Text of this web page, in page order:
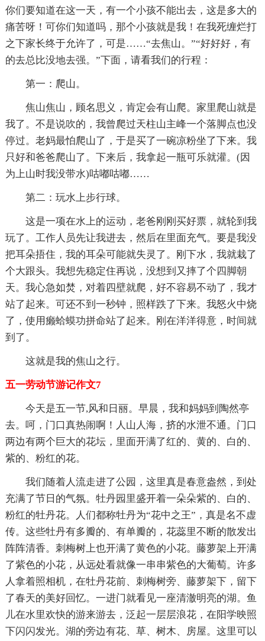
你们要知道在这一天，有一个小孩不能出去，这是多大的
痛苦呀！可你们知道吗，那个小孩就是我！在我死缠烂打
之下家长终于允许了，可是……“去焦山。”“好好好，有
的去总比没地去强。”下面，请看我们的行程：
第一：爬山。
焦山焦山，顾名思义，肯定会有山爬。家里爬山就是
我了。不是说吹的，我曾爬过天柱山主峰一个落脚点也没
停过。老妈最怕爬山了，于是买了一碗凉粉坐了下来。我
只好和爸爸爬山了。下来后，我拿起一瓶可乐就灌。(因
为上山时我没带水)咕嘟咕嘟……
第二：玩水上步行球。
这是一项在水上的运动，老爸刚刚买好票，就轮到我
玩了。工作人员先让我进去，然后在里面充气。要是我没
把耳朵捂住，我的耳朵可能就失灵了。刚下水，我就栽了
个大跟头。我想先稳定住再说，没想到又摔了个四脚朝
天。我心急如焚，对着四壁就爬，好不容易不动了，我才
站了起来。可还不到一秒钟，照样跌了下来。我怒火中烧
了，使用癞蛤蟆功拼命站了起来。刚在洋洋得意，时间就
到了。
这就是我的焦山之行。
五一劳动节游记作文7
今天是五一节,风和日丽。早晨，我和妈妈到陶然亭
去。呵，门口真热闹啊！人山人海，挤的水泄不通。门口
两边有两个巨大的花坛，里面开满了红的、黄的、白的、
紫的、粉红的花。
我们随着人流走进了公园，这里真是春意盎然，到处
充满了节日的气氛。牡丹园里盛开着一朵朵紫的、白的、
粉红的牡丹花。人们都称牡丹为“花中之王”，真是名不虚
传。这些牡丹有多瓣的、有单瓣的，花蕊里不断的散发出
阵阵清香。刺梅树上也开满了黄色的小花。藤萝架上开满
了紫色的小花，从远处看就像一串串紫色的大葡萄。许多
人拿着照相机，在牡丹花前、刺梅树旁、藤萝架下，留下
了春天的美好回忆。一进门就看见一座清澈明亮的湖。鱼
儿在水里欢快的游来游去，泛起一层层浪花，在阳学映照
下闪闪发光。湖的旁边有花、草、树木、房屋。这里可以